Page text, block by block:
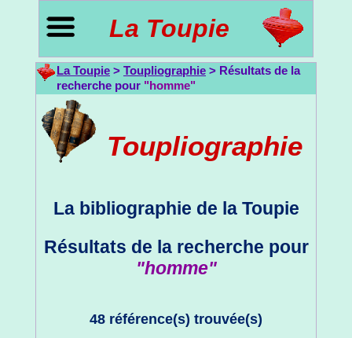
La Toupie
La Toupie > Toupliographie > Résultats de la
recherche pour "homme"
Toupliographie
La bibliographie de la Toupie
Résultats de la recherche pour
"homme"
48 référence(s) trouvée(s)